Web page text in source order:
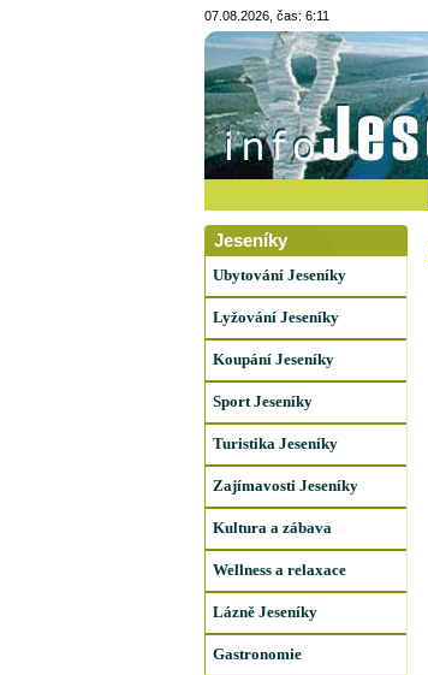
07.08.2026, čas: 6:11
Jeseníky
Ubytování Jeseníky
Lyžování Jeseníky
Koupání Jeseníky
Sport Jeseníky
Turistika Jeseníky
Zajímavosti Jeseníky
Kultura a zábava
Wellness a relaxace
Lázně Jeseníky
Gastronomie